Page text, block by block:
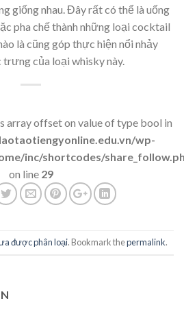
giống nhau. Đây rất có thể là uống
pha chế thành những loại cocktail
là cũng góp thực hiện nổi nhảy
của loại whisky này.
array offset on value of type bool in
wp-
inc/shortcodes/
on line 29
được phân loại. Bookmark thepermalink.